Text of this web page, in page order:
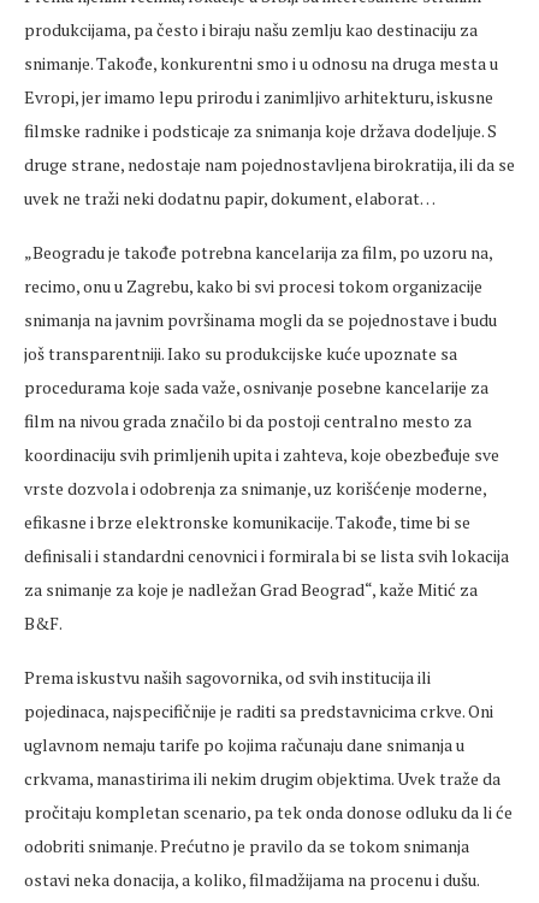
produkcijama, pa često i biraju našu zemlju kao destinaciju za
snimanje. Takođe, konkurentni smo i u odnosu na druga mesta u
Evropi, jer imamo lepu prirodu i zanimljivo arhitekturu, iskusne
filmske radnike i podsticaje za snimanja koje država dodeljuje. S
druge strane, nedostaje nam pojednostavljena birokratija, ili da se
uvek ne traži neki dodatnu papir, dokument, elaborat…
„Beogradu je takođe potrebna kancelarija za film, po uzoru na,
recimo, onu u Zagrebu, kako bi svi procesi tokom organizacije
snimanja na javnim površinama mogli da se pojednostave i budu
još transparentniji. Iako su produkcijske kuće upoznate sa
procedurama koje sada važe, osnivanje posebne kancelarije za
film na nivou grada značilo bi da postoji centralno mesto za
koordinaciju svih primljenih upita i zahteva, koje obezbeđuje sve
vrste dozvola i odobrenja za snimanje, uz korišćenje moderne,
efikasne i brze elektronske komunikacije. Takođe, time bi se
definisali i standardni cenovnici i formirala bi se lista svih lokacija
za snimanje za koje je nadležan Grad Beograd“, kaže Mitić za
B&F.
Prema iskustvu naših sagovornika, od svih institucija ili
pojedinaca, najspecifičnije je raditi sa predstavnicima crkve. Oni
uglavnom nemaju tarife po kojima računaju dane snimanja u
crkvama, manastirima ili nekim drugim objektima. Uvek traže da
pročitaju kompletan scenario, pa tek onda donose odluku da li će
odobriti snimanje. Prećutno je pravilo da se tokom snimanja
ostavi neka donacija, a koliko, filmadžijama na procenu i dušu.